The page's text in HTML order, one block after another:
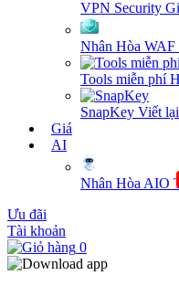
VPN Security
Nhân Hòa WAF
Tools miễn phí
SnapKey Viết
Giá
AI
Nhân Hòa AIO
Ưu đãi
Tài khoản
0